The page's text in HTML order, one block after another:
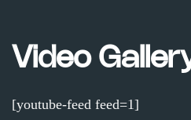
Video
[youtube-feed feed=1]